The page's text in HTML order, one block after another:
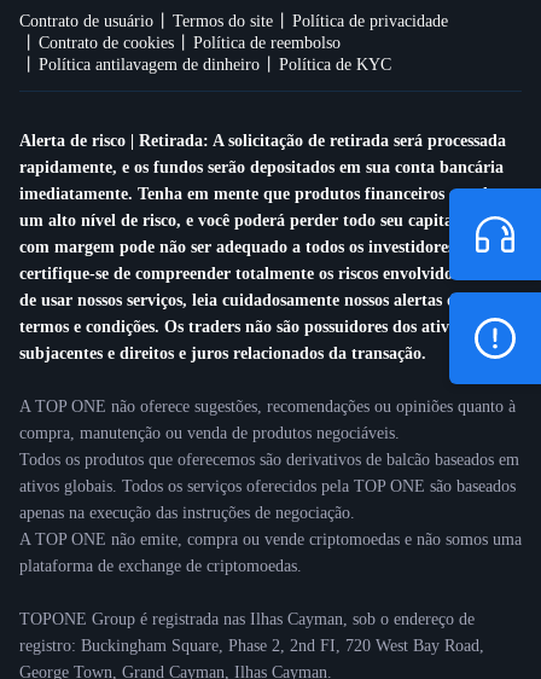
Trader | Partners
Contrato de usuário Termos do site
Política de privacidade
Contrato de cookies
Política de reembolso
Política antilavagem de dinheiro
Política de KYC
Alerta de risco | Retirada: A solicitação de retirada será processada
rapidamente, e os fundos serão depositados em sua conta bancária
imediatamente. Tenha em mente que produtos financeiros envolvem
um alto nível de risco, e você poderá perder todo seu capital. Operar
com margem pode não ser adequado a todos os investidores,
certifique-se de compreender totalmente os riscos envolvidos. Antes
de usar nossos serviços, leia cuidadosamente nossos alertas de riscos e
termos e condições. Os traders não são possuidores dos ativos
subjacentes e direitos e juros relacionados da transação.
A TOP ONE não oferece sugestões, recomendações ou opiniões quanto à
compra, manutenção ou venda de produtos negociáveis.
Todos os produtos que oferecemos são derivativos de balcão baseados em
ativos globais. Todos os serviços oferecidos pela TOP ONE são baseados
apenas na execução das instruções de negociação.
A TOP ONE não emite, compra ou vende criptomoedas e não somos uma
plataforma de exchange de criptomoedas.
TOPONE Group é registrada nas Ilhas Cayman, sob o endereço de
registro: Buckingham Square, Phase 2, 2nd FI, 720 West Bay Road,
George Town, Grand Cayman, Ilhas Cayman.